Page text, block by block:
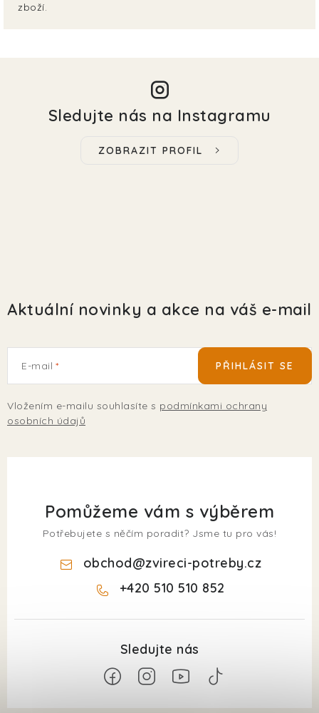
zboží.
Sledujte nás na Instagramu
ZOBRAZIT PROFIL
Aktuální novinky a akce na váš e-mail
E-mail
Vložením e-mailu souhlasíte s podmínkami ochrany
osobních údajů
PŘIHLÁSIT SE
Pomůžeme vám s výběrem
Potřebujete s něčím poradit? Jsme tu pro vás!
obchod@zvireci-potreby.cz
+420 510 510 852